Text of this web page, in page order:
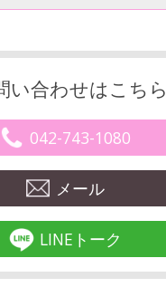
い合わせはこちら
042-743-1080
メール
LINEトーク